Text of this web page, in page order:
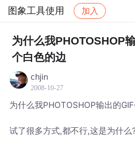
图象工具使用 加入
社区 图象工具使用 帖子
为什么我PHOTOSHOP
个白色的边
chjin
2008-10-27
为什么我PHOTOSHOP输出的
试了很多方式,都不行,这是为什么